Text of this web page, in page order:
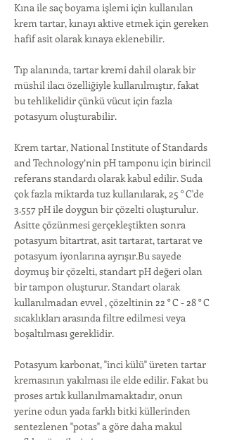
Kına ile saç boyama işlemi için kullanılan
krem tartar, kınayı aktive etmek için gereken
hafif asit olarak kınaya eklenebilir.
Tıp alanında, tartar kremi dahil olarak bir
müshil ilacı özelliğiyle kullanılmıştır, fakat
bu tehlikelidir çünkü vücut için fazla
potasyum oluşturabilir.
Krem tartar, National Institute of Standards
and Technology’nin pH tamponu için birincil
referans standardı olarak kabul edilir. Suda
çok fazla miktarda tuz kullanılarak, 25 ° C'de
3.557 pH ile doygun bir çözelti oluşturulur.
Asitte çözünmesi gerçekleştikten sonra
potasyum bitartrat, asit tartarat, tartarat ve
potasyum iyonlarına ayrışır.Bu sayede
doymuş bir çözelti, standart pH değeri olan
bir tampon oluşturur. Standart olarak
kullanılmadan evvel , çözeltinin 22 ° C - 28 ° C
sıcaklıkları arasında filtre edilmesi veya
boşaltılması gereklidir.
Potasyum karbonat, "inci külü" üreten tartar
kremasının yakılması ile elde edilir. Fakat bu
proses artık kullanılmamaktadır, onun
yerine odun yada farklı bitki küllerinden
sentezlenen "potas" a göre daha makul